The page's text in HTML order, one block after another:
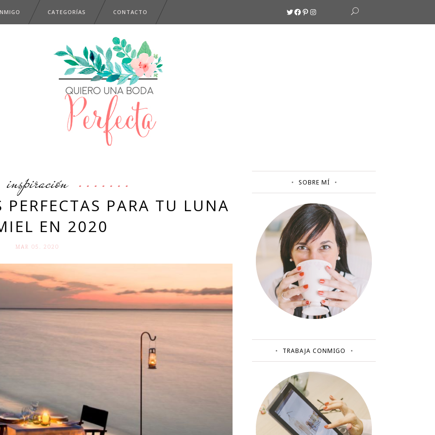
CATEGORÍAS CONTACTO Twitter
Facebook
Pinterest
Instagram
inspiración
PARA TU LUNA
EN 2020
MAR 05. 2020
SOBRE MÍ
TRABAJA CONMIGO